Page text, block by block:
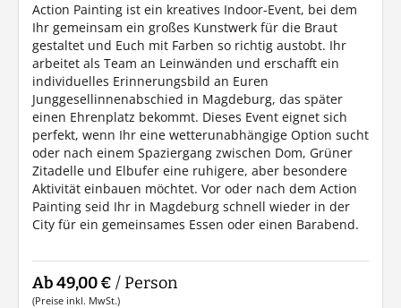
Action Painting ist ein kreatives Indoor-Event, bei dem
Ihr gemeinsam ein großes Kunstwerk für die Braut
gestaltet und Euch mit Farben so richtig austobt. Ihr
arbeitet als Team an Leinwänden und erschafft ein
individuelles Erinnerungsbild an Euren
Junggesellinnenabschied in Magdeburg, das später
einen Ehrenplatz bekommt. Dieses Event eignet sich
perfekt, wenn Ihr eine wetterunabhängige Option sucht
oder nach einem Spaziergang zwischen Dom, Grüner
Zitadelle und Elbufer eine ruhigere, aber besondere
Aktivität einbauen möchtet. Vor oder nach dem Action
Painting seid Ihr in Magdeburg schnell wieder in der
City für ein gemeinsames Essen oder einen Barabend.
Ab 49,00 € / Person
(Preise inkl. MwSt.)